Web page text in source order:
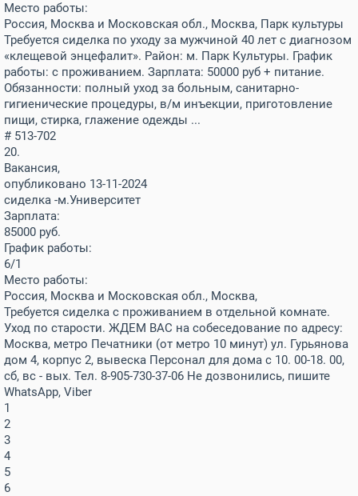
Место работы:
Россия, Москва и Московская обл., Москва, Парк культуры
Требуется сиделка по уходу за мужчиной 40 лет с диагнозом
«клещевой энцефалит». Район: м. Парк Культуры. График
работы: с проживанием. Зарплата: 50000 руб + питание.
Обязанности: полный уход за больным, санитарно-
гигиенические процедуры, в/м инъекции, приготовление
пищи, стирка, глажение одежды ...
# 513-702
20.
Вакансия,
опубликовано 13-11-2024
сиделка -м.Университет
Зарплата:
85000 руб.
График работы:
6/1
Место работы:
Россия, Москва и Московская обл., Москва,
Требуется сиделка с проживанием в отдельной комнате.
Уход по старости. ЖДЕМ ВАС на собеседование по адресу:
Москва, метро Печатники (от метро 10 минут) ул. Гурьянова
дом 4, корпус 2, вывеска Персонал для дома с 10. 00-18. 00,
сб, вс - вых. Тел. 8-905-730-37-06 Не дозвонились, пишите
WhatsApp, Viber
1
2
3
4
5
6